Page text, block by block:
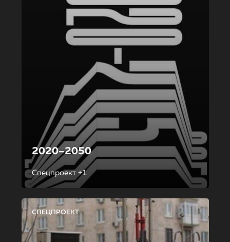
2020–2050
Спецпроект +1
СПЕЦПРОЕКТ